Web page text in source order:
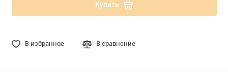
Купить
В избранное В сравнение